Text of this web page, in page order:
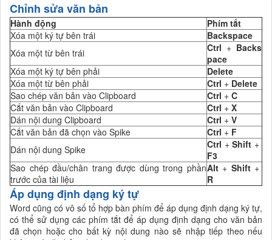
Chỉnh sửa văn bản
Hành động
Phím tắt
Xóa một ký tự bên trái
Backspace
Xóa một từ bên trái
Ctrl + Backs
pace
Xóa một ký tự bên phải
Delete
Xóa một từ bên phải
Ctrl + Delete
Sao chép văn bản vào Clipboard
Ctrl + C
Cắt văn bản vào Clipboard
Ctrl + X
Dán nội dung Clipboard
Ctrl + V
Cắt văn bản đã chọn vào Spike
Ctrl + F
Dán nội dung Spike
Ctrl +Shift +
F3
Sao chép đầu/chân trang được dùng trong phần
trước của tài liệu
Alt + Shift +
R
Áp dụng định dạng ký tự
Word cũng có vô số tổ hợp bàn phím để áp dụng định dạng ký tự,
có thể sử dụng các phím tắt để áp dụng định dạng cho văn bản
đã chọn hoặc cho bất kỳ nội dung nào sẽ nhập tiếp theo nếu